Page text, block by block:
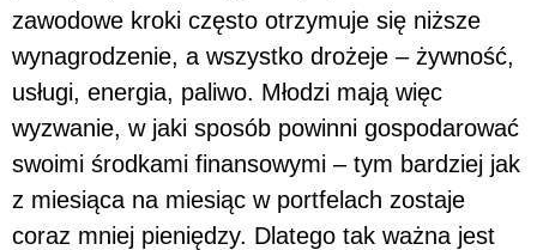
zawodowe kroki często otrzymuje się niższe
wynagrodzenie, a wszystko drożeje – żywność,
usługi, energia, paliwo. Młodzi mają więc
wyzwanie, w jaki sposób powinni gospodarować
swoimi środkami finansowymi – tym bardziej jak
z miesiąca na miesiąc w portfelach zostaje
coraz mniej pieniędzy. Dlatego tak ważna jest